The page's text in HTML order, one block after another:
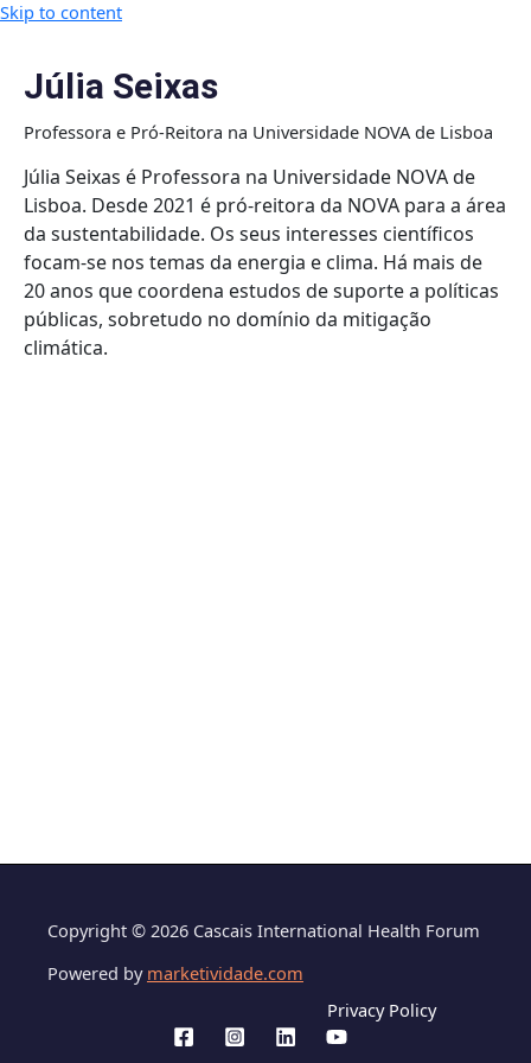
Skip to content
Júlia Seixas
Professora e Pró-Reitora na Universidade NOVA de Lisboa
Júlia Seixas é Professora na Universidade NOVA de
Lisboa. Desde 2021 é pró-reitora da NOVA para a área
da sustentabilidade. Os seus interesses científicos
focam-se nos temas da energia e clima. Há mais de
20 anos que coordena estudos de suporte a políticas
públicas, sobretudo no domínio da mitigação
climática.
Copyright © 2026 Cascais International Health Forum
Powered by marketividade.com
Privacy Policy